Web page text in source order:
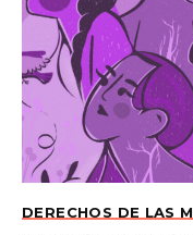
DERECHOS DE LAS